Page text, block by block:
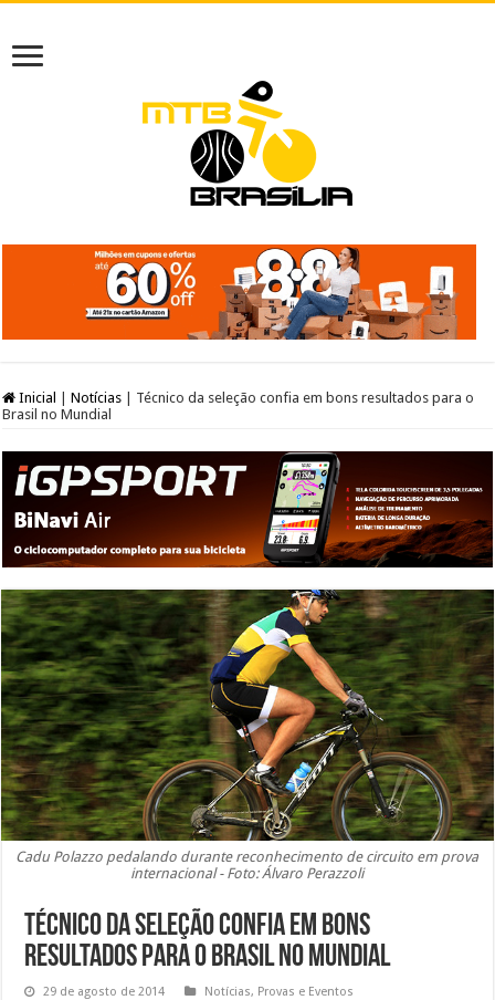
Inicial Notícias
Técnico da seleção confia em bons resultados para o
Brasil no Mundial
Cadu Polazzo pedalando durante reconhecimento de circuito em prova
internacional - Foto: Álvaro Perazzoli
Técnico da seleção confia em bons
resultados para o Brasil no Mundial
29 de agosto de 2014 Notícias, Provas e Eventos